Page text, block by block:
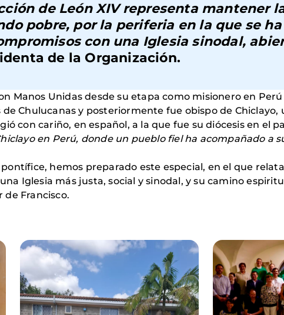
de León XIV representa mantener
pobre, por la periferia en la que se ha
con una Iglesia sinodal,
de la Organización.
Manos Unidas desde su etapa como misionero en
Chulucanas y posteriormente fue obispo de Chiclayo,
con cariño, en español, a la que fue su diócesis en el
en Perú, donde un pueblo fiel ha acompañado a
hemos preparado este especial, en el que
Iglesia más justa, social y sinodal, y su camino
de Francisco.